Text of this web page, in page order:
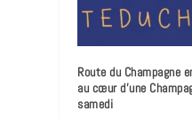
Route du Champagne
au cœur d’une
samedi